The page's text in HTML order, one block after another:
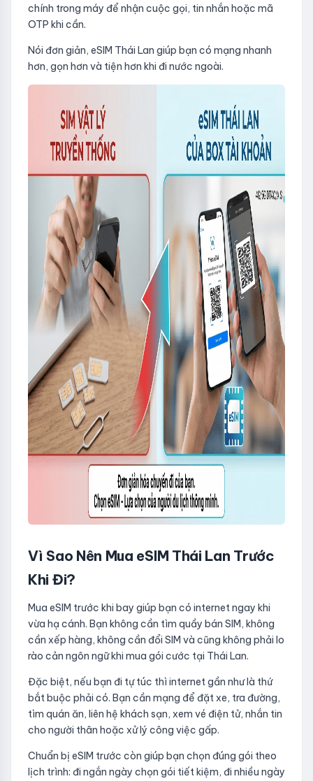
chính trong máy để nhận cuộc gọi, tin nhắn hoặc mã
OTP khi cần.
Nói đơn giản, eSIM Thái Lan giúp bạn có mạng nhanh
hơn, gọn hơn và tiện hơn khi đi nước ngoài.
Vì Sao Nên Mua eSIM Thái Lan Trước
Khi Đi?
Mua eSIM trước khi bay giúp bạn có internet ngay khi
vừa hạ cánh. Bạn không cần tìm quầy bán SIM, không
cần xếp hàng, không cần đổi SIM và cũng không phải lo
rào cản ngôn ngữ khi mua gói cước tại Thái Lan.
Đặc biệt, nếu bạn đi tự túc thì internet gần như là thứ
bắt buộc phải có. Bạn cần mạng để đặt xe, tra đường,
tìm quán ăn, liên hệ khách sạn, xem vé điện tử, nhắn tin
cho người thân hoặc xử lý công việc gấp.
Chuẩn bị eSIM trước còn giúp bạn chọn đúng gói theo
lịch trình: đi ngắn ngày chọn gói tiết kiệm, đi nhiều ngày